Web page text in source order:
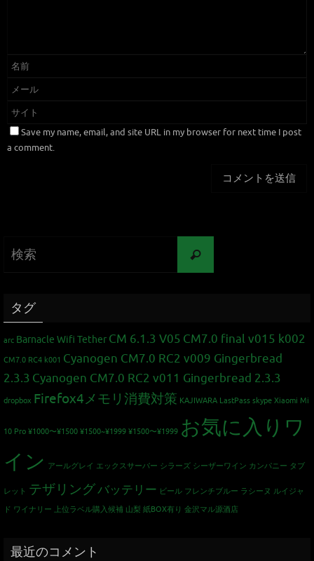
Save my name, email, and site URL in my browser for next time I post
a comment.
タグ
arc Barnacle Wifi Tether CM 6.1.3 V05 CM7.0 final v015 k002
CM7.0 RC4 k001 Cyanogen CM7.0 RC2 v009 Gingerbread
2.3.3 Cyanogen CM7.0 RC2 v011 Gingerbread 2.3.3
dropbox Firefox4メモリ消費対策 KAJIWARA LastPass skype Xiaomi Mi
10 Pro ¥1000〜¥1500 ¥1500~¥1999 ¥1500〜¥1999 お気に入りワ
イン アールグレイ エックスサーバー シラーズ シーザーワイン カンパニー タブ
レット テザリングバッテリー ビール フレンチブルー ラシーヌ ルイジャ
ド ワイナリー 上位ラベル購入候補 山梨 紙BOX有り 金沢マル源酒店
最近のコメント